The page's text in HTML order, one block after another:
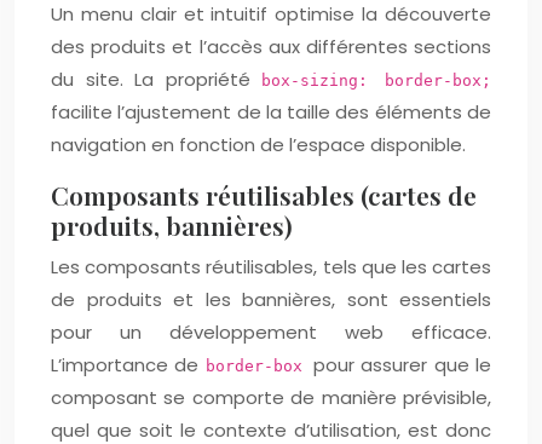
Un menu clair et intuitif optimise la découverte
des produits et l’accès aux différentes sections
du site. La propriété
box-sizing: border-box;
facilite l’ajustement de la taille des éléments de
navigation en fonction de l’espace disponible.
Composants réutilisables (cartes de
produits, bannières)
Les composants réutilisables, tels que les cartes
de produits et les bannières, sont essentiels
pour un développement web efficace.
L’importance de border-boxpour assurer que le
composant se comporte de manière prévisible,
quel que soit le contexte d’utilisation, est donc